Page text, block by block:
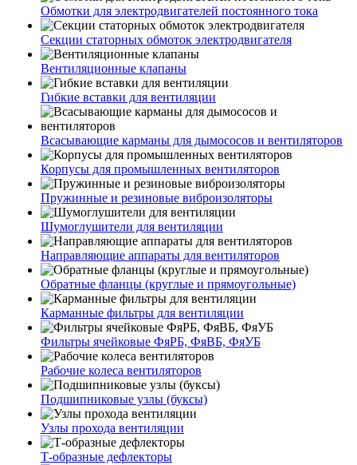
Обмотки для электродвигателей постоянного тока
Секции статорных обмоток электродвигателя
Вентиляционные клапаны
Гибкие вставки для вентиляции
Всасывающие карманы для дымососов и вентиляторов
Корпусы для промышленных вентиляторов
Пружинные и резиновые виброизоляторы
Шумоглушители для вентиляции
Направляющие аппараты для вентиляторов
Обратные фланцы (круглые и прямоугольные)
Карманные фильтры для вентиляции
Фильтры ячейковые ФяРБ, ФяВБ, ФяУБ
Рабочие колеса вентиляторов
Подшипниковые узлы (буксы)
Узлы прохода вентиляции
Т-образные дефлекторы